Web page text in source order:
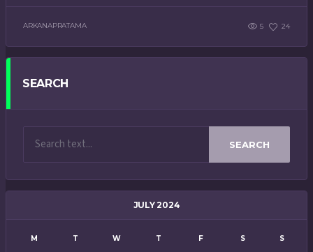
ARKANAPRATAMA 5 24
SEARCH
SEARCH
JULY 2024
M T W T F S S